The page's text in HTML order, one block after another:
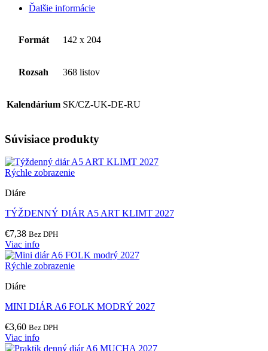
Ďalšie informácie
Formát 142 x 204
Rozsah 368 listov
Kalendárium SK/CZ-UK-DE-RU
Súvisiace produkty
Rýchle zobrazenie
Diáre
TÝŽDENNÝ DIÁR A5 ART KLIMT 2027
€7,38 Bez DPH
Viac info
Rýchle zobrazenie
Diáre
MINI DIÁR A6 FOLK MODRÝ 2027
€3,60 Bez DPH
Viac info